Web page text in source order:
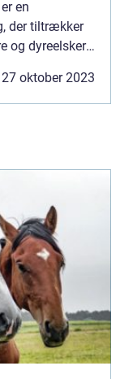
en
der tiltrækker
og dyreelskere
27 oktober 2023